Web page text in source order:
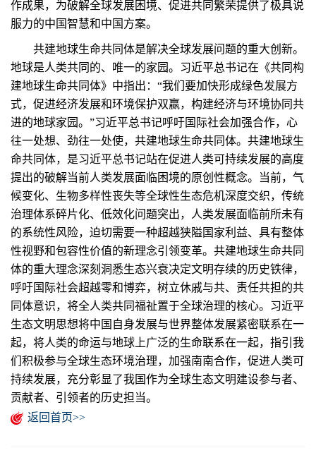
作成果，为破解全球发展困境、促进共同繁荣提供了极具说
服力的中国智慧和中国方案。
共建地球生命共同体是解决全球发展问题的重大创新。
地球是人类共同的、唯一的家园。习近平总书记在《共同构
建地球生命共同体》中指出：“我们要加快形成绿色发展方
式，促进经济发展和环境保护双赢，构建经济与环境协同共
进的地球家园。”习近平总书记呼吁国际社会加强合作，心
往一处想、劲往一处使，共建地球生命共同体。共建地球生
命共同体，是习近平总书记站在促进人类可持续发展的高度
提出的破解当前人类发展面临困境的原创性概念。当前，气
候变化、生物多样性丧失等全球性生态危机深度交织，传统
治理体系碎片化、低效化问题突出，人类发展面临前所未有
的系统性风险，迫切需要一种超越狭隘国家利益、具有整体
性视野和包容性价值的新理念引领变革。共建地球生命共同
体的重大理念深刻洞悉生态兴衰决定文明存续的历史铁律，
呼吁国际社会超越零和博弈，树立休戚与共、责任共担的共
同体意识，将全人类共同福祉置于全球治理的核心。习近平
生态文明思想将中国自身发展与世界整体发展紧密联系在一
起，将人类的命运与地球上广泛的生命联系在一起，指引我
们积极参与全球生态环境治理，加强南南合作，促进人类可
持续发展，充分彰显了我国作为全球生态文明建设参与者、
贡献者、引领者的历史担当。
返回首页>>